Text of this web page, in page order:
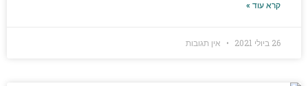
קרא עוד »
26 ביולי 2021 אין תגובות